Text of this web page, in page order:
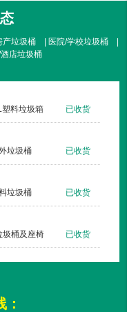
垃圾桶 | 医院/学校垃圾桶 |
店垃圾桶
塑料垃圾箱 已收货
垃圾桶 已收货
垃圾桶 已收货
圾桶及座椅 已收货